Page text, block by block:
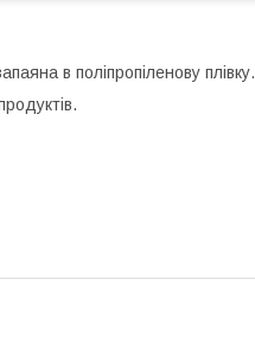
в поліпропіленову плівку.